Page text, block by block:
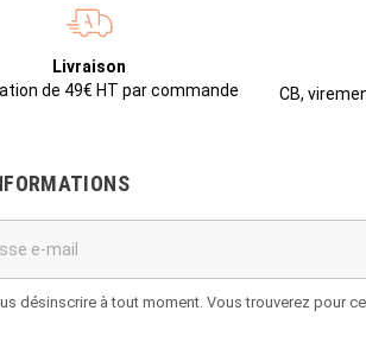
Livraison
de 49€ HT par commande
CB,
désinscrire à tout moment. Vous trouverez pour